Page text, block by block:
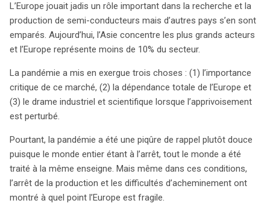
européenne face à une chaîne d’approvisionnement
fragile. Un conflit, comme une éventuelle invasion de
Taïwan par la Chine, pourrait aggraver cette situation en
paralysant l’approvisionnement en semi-conducteurs,
exacerbant les tensions géopolitiques. Conscient de ces
enjeux, Thierry Breton, commissaire européen, et la
présidente de la Commission, Ursula von der Leyen,
plaident pour une action rapide afin de restaurer la
proposée, le Chips Act, vise à renforcer la recherche,
augmenter la capacité de production, et établir des
partenariats internationaux. Avec un investissement de
42 milliards d’euros, l’Europe espère doubler sa part de
marché à 20% d’ici 2030, tout en assouplissant les
L’Europe jouait jadis un rôle important dans la recherche et la
production de semi-conducteurs mais d’autres pays s’en sont
emparés. Aujourd’hui, l’Asie concentre les plus grands acteurs
et l’Europe représente moins de 10% du secteur.
La pandémie a mis en exergue trois choses : (1) l’importance
critique de ce marché, (2) la dépendance totale de l’Europe et
(3) le drame industriel et scientifique lorsque l’apprivoisement
est perturbé.
Pourtant, la pandémie a été une piqûre de rappel plutôt douce
puisque le monde entier étant à l’arrêt, tout le monde a été
traité à la même enseigne. Mais même dans ces conditions,
l’arrêt de la production et les difficultés d’acheminement ont
montré à quel point l’Europe est fragile.